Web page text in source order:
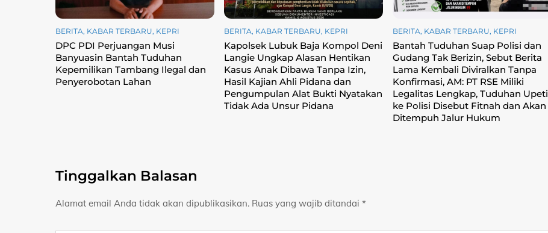
BERITA, KABAR TERBARU, KEPRI
DPC PDI Perjuangan Musi
Banyuasin Bantah Tuduhan
Kepemilikan Tambang Ilegal dan
Penyerobotan Lahan
BERITA, KABAR TERBARU, KEPRI
Kapolsek Lubuk Baja Kompol Deni
Langie Ungkap Alasan Hentikan
Kasus Anak Dibawa Tanpa Izin,
Hasil Kajian Ahli Pidana dan
Pengumpulan Alat Bukti Nyatakan
Tidak Ada Unsur Pidana
BERITA, KABAR TERBARU, KEPRI
Bantah Tuduhan Suap Polisi dan
Gudang Tak Berizin, Sebut Berita
Lama Kembali Diviralkan Tanpa
Konfirmasi, ‎AM: PT RSE Miliki
Legalitas Lengkap, Tuduhan Upeti
ke Polisi Disebut Fitnah dan Akan
Ditempuh Jalur Hukum
Tinggalkan Balasan
Alamat email Anda tidak akan dipublikasikan. Ruas yang wajib ditandai *